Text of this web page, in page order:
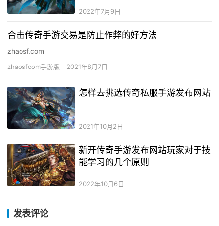
2022年7月9日
合击传奇手游交易是防止作弊的好方法
zhaosf.com
zhaosfcom手游版 2021年8月7日
怎样去挑选传奇私服手游发布网站
2021年10月2日
新开传奇手游发布网站玩家对于技
能学习的几个原则
2022年10月6日
发表评论